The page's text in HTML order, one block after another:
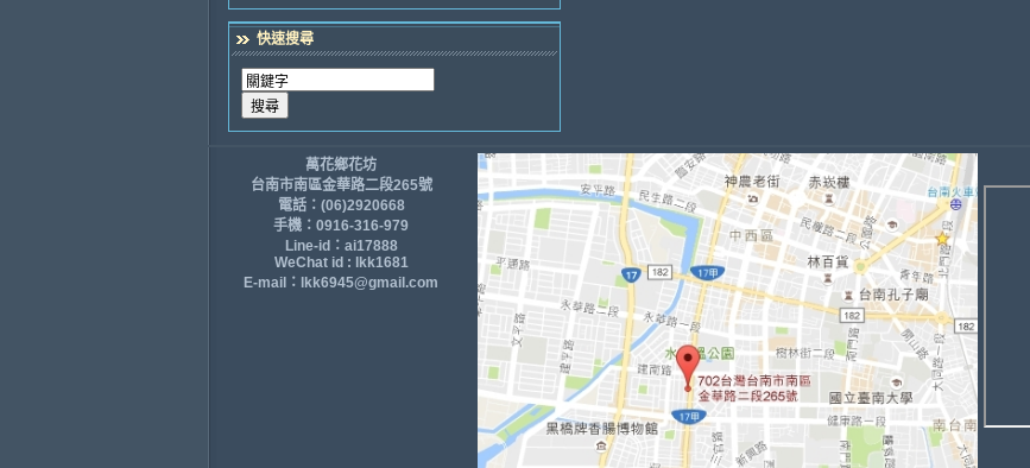
快速搜尋
萬花鄉花坊
台南市南區金華路二段265號
電話：(06)2920668
手機：0916-316-979
Line-id：ai17888
WeChat id : lkk1681
E-mail：lkk6945@gmail.com